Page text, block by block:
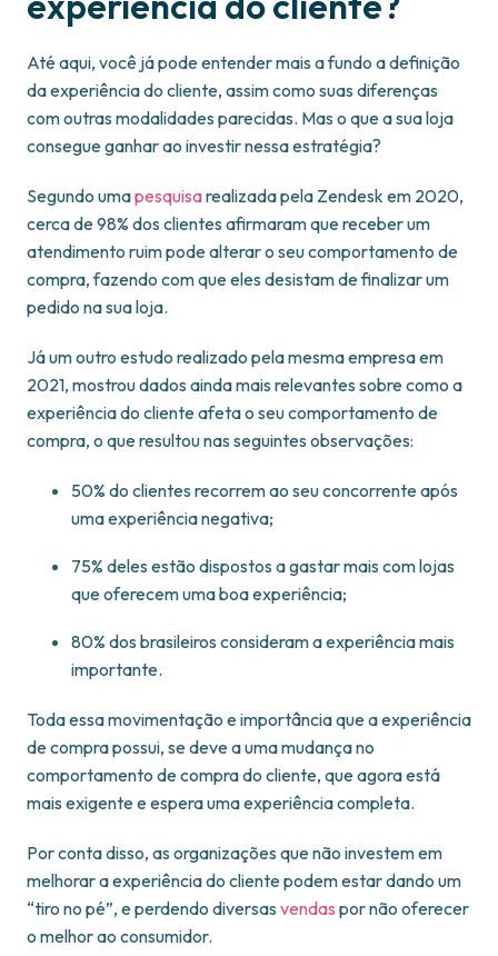
Até aqui, você já pode entender mais a fundo a definição
da experiência do cliente, assim como suas diferenças
com outras modalidades parecidas. Mas o que a sua loja
consegue ganhar ao investir nessa estratégia?
Segundo umapesquisarealizada pela Zendesk em 2020,
cerca de 98% dos clientes afirmaram que receber um
atendimento ruim pode alterar o seu comportamento de
compra, fazendo com que eles desistam de finalizar um
pedido na sua loja.
Já um outro estudo realizado pela mesma empresa em
2021, mostrou dados ainda mais relevantes sobre como a
experiência do cliente afeta o seu comportamento de
compra, o que resultou nas seguintes observações:
50% do clientes recorrem ao seu concorrente após
uma experiência negativa;
75% deles estão dispostos a gastar mais com lojas
que oferecem uma boa experiência;
80% dos brasileiros consideram a experiência mais
importante.
Toda essa movimentação e importância que a experiência
de compra possui, se deve a uma mudança no
comportamento de compra do cliente, que agora está
mais exigente e espera uma experiência completa.
Por conta disso, as organizações que não investem em
melhorar a experiência do cliente podem estar dando um
“tiro no pé”, e perdendo diversas vendas por não oferecer
o melhor ao consumidor.